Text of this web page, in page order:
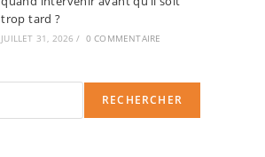
trop tard ?
JUILLET 31, 2026 / 0 COMMENTAIRE
RECHERCHER